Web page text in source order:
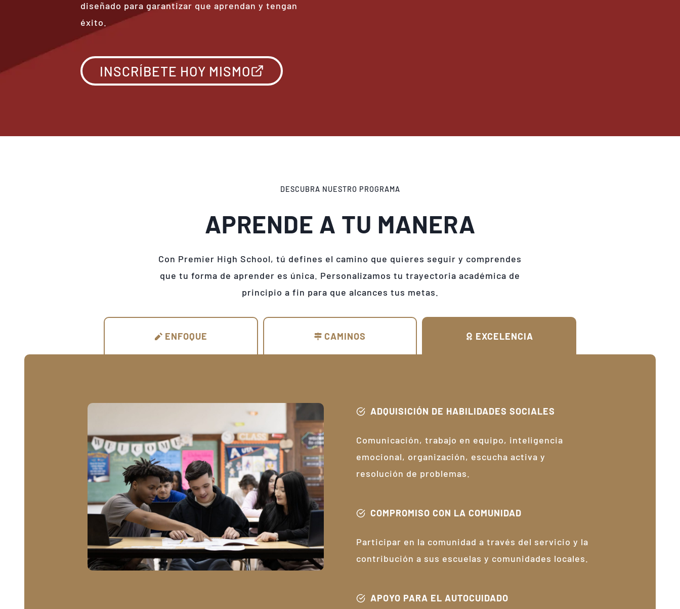
diseñado para garantizar que aprendan y tengan
éxito.
INSCRÍBETE HOY MISMO
DESCUBRA NUESTRO PROGRAMA
APRENDE A TU MANERA
Con Premier High School, tú defines el camino que quieres seguir y comprendes
que tu forma de aprender es única. Personalizamos tu trayectoria académica de
principio a fin para que alcances tus metas.
ENFOQUE CAMINOS EXCELENCIA
ADQUISICIÓN DE HABILIDADES SOCIALES
Comunicación, trabajo en equipo, inteligencia
emocional, organización, escucha activa y
resolución de problemas.
COMPROMISO CON LA COMUNIDAD
Participar en la comunidad a través del servicio y la
contribución a sus escuelas y comunidades locales.
APOYO PARA EL AUTOCUIDADO